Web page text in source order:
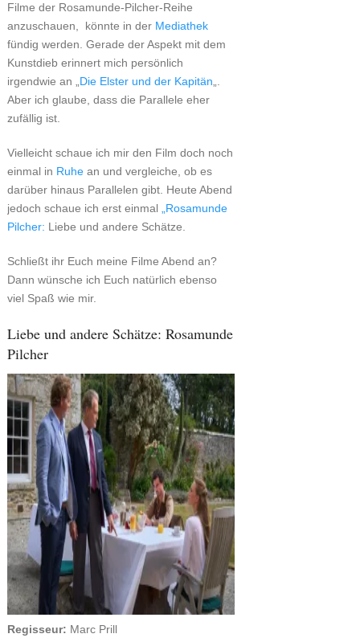
Filme der Rosamunde-Pilcher-Reihe
anzuschauen, könnte in der Mediathek
fündig werden. Gerade der Aspekt mit dem
Kunstdieb erinnert mich persönlich
irgendwie an „ Die Elster und der Kapitän
Aber ich glaube, dass die Parallele eher
zufällig ist.
Vielleicht schaue ich mir den Film doch noch
einmal in Ruhean und vergleiche, ob es
darüber hinaus Parallelen gibt. Heute Abend
jedoch schaue ich erst einmal
„Rosamunde
Pilcher: Liebe und andere Schätze.
Schließt ihr Euch meine Filme Abend an?
Dann wünsche ich Euch natürlich ebenso
viel Spaß wie mir.
Liebe und andere Schätze: Rosamunde
Pilcher
Regisseur: Marc Prill